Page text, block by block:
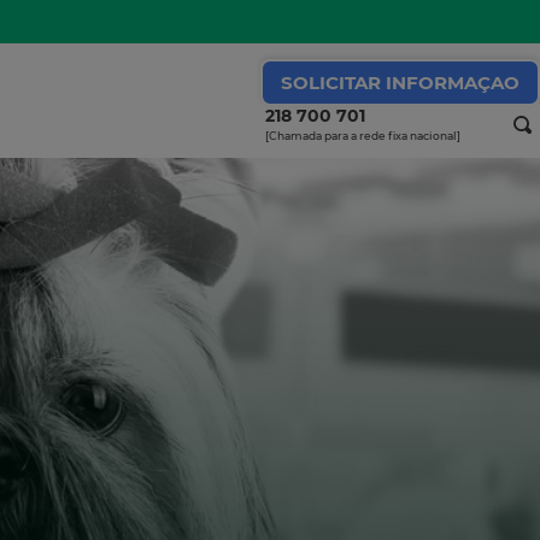
SOLICITAR INFORMAÇAO
218 700 701
[Chamada para a rede fixa nacional]